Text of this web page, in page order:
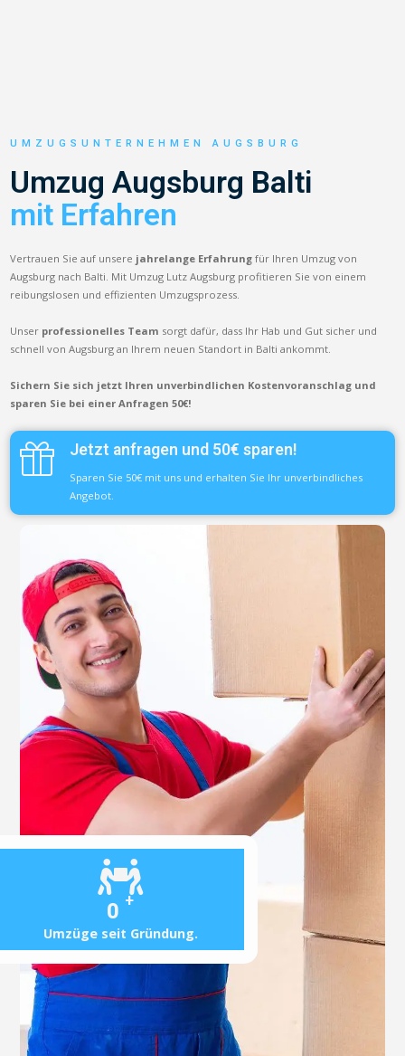
0 +
Umzüge seit Gründung.
UMZUGSUNTERNEHMEN AUGSBURG
Umzug Augsburg Balti
mit Erfahren
Vertrauen Sie auf unsere jahrelange Erfahrung für Ihren Umzug von
Augsburg nach Balti. Mit Umzug Lutz Augsburg profitieren Sie von einem
reibungslosen und effizienten Umzugsprozess.
Unser professionelles Team sorgt dafür, dass Ihr Hab und Gut sicher und
schnell von Augsburg an Ihrem neuen Standort in Balti ankommt.
Sichern Sie sich jetzt Ihren unverbindlichen Kostenvoranschlag und
sparen Sie bei einer Anfragen 50€!
Jetzt anfragen und 50€ sparen!
Sparen Sie 50€ mit uns und erhalten Sie Ihr unverbindliches
Angebot.